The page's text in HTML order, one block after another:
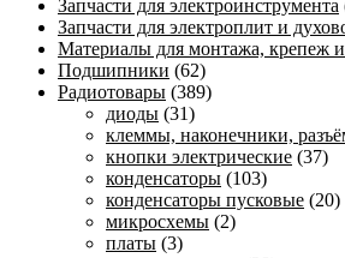
Запчасти для электроинструмента
Запчасти для электроплит и
Материалы для монтажа, крепеж
Подшипники (62)
Радиотовары (389)
диоды (31)
клеммы, наконечники,
кнопки электрические (37)
конденсаторы (103)
конденсаторы пусковые (20)
микросхемы (2)
платы (3)